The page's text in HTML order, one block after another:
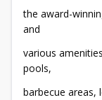
the award-
and
various
pools,
barbecue areas,